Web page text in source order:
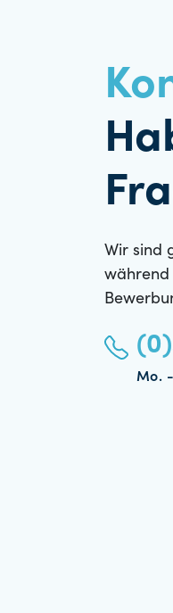
Wir sind
während
Mo.